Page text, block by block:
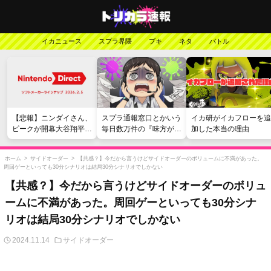
イカニュース スプラ界隈 ブキ ネタ バトル
【悲報】ニンダイさん、
ピークが開幕大谷翔平の
がっかりダイレクトだっ
たと言われてしまう
スプラ通報窓口とかいう
毎日数万件の『味方が弱
い』愚痴を読まされる苦
行
イカ研がイカフローを追
加した本当の理由
ホーム > サイドオーダー >
【共感？】今だから言うけどサイドオーダーのボリュームに不満があった。
周回ゲーといっても30分シナリオは結局30分シナリオでしかない
【共感？】今だから言うけどサイドオーダーのボリュ
ームに不満があった。周回ゲーといっても30分シナ
リオは結局30分シナリオでしかない
2024.11.14 サイドオーダー